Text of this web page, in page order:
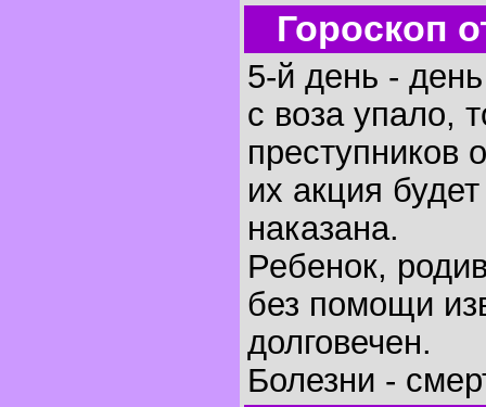
Гороскоп
5-й день -
с воза упало,
их акция
наказана.
Ребенок,
без помощи
долговечен.
Болезни -